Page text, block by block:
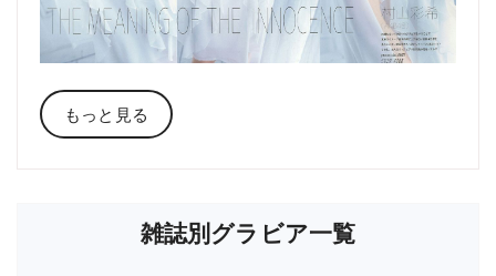
もっと見る
雑誌別グラビア一覧